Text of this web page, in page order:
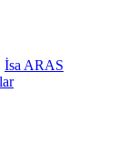
İsa ARAS